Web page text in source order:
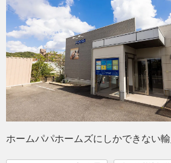
ホームパパホームズにしかできない